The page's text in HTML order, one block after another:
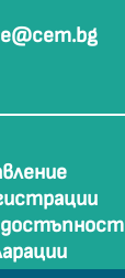
достъпност